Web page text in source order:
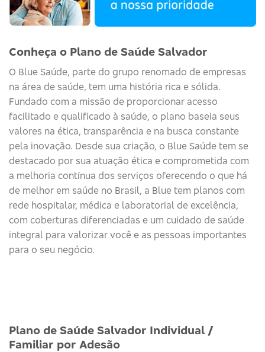
Conheça o Plano de Saúde Salvador
O Blue Saúde, parte do grupo renomado de empresas
na área de saúde, tem uma história rica e sólida.
Fundado com a missão de proporcionar acesso
facilitado e qualificado à saúde, o plano baseia seus
valores na ética, transparência e na busca constante
pela inovação. Desde sua criação, o Blue Saúde tem se
destacado por sua atuação ética e comprometida com
a melhoria contínua dos serviços oferecendo o que há
de melhor em saúde no Brasil, a Blue tem planos com
rede hospitalar, médica e laboratorial de excelência,
com coberturas diferenciadas e um cuidado de saúde
integral para valorizar você e as pessoas importantes
para o seu negócio.
Plano de Saúde Salvador Individual /
Familiar por Adesão